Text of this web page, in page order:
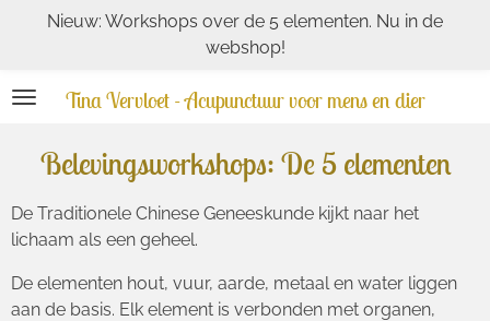
de
Tina Vervloet - Acupunctuur voor mens en dier
Nieuw: Workshops over de 5 elementen. Nu in de
webshop!
Belevingsworkshops: De 5 elementen
De Traditionele Chinese Geneeskunde kijkt naar het
lichaam als een geheel.
De elementen hout, vuur, aarde, metaal en water liggen
aan de basis. Elk element is verbonden met organen,